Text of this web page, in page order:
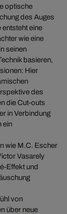
optische
des Auges
eine
wie eine
seinen
basieren,
Hier
des
die Cut-outs
in Verbindung
ein
wie M.C. Escher
Vasarely
Effekt und
von
über neue